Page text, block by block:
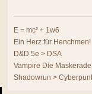
E = mc² + 1w6
Ein Herz für Henchmen!
D&D 5e > DSA
Vampire Die
Shadowrun >